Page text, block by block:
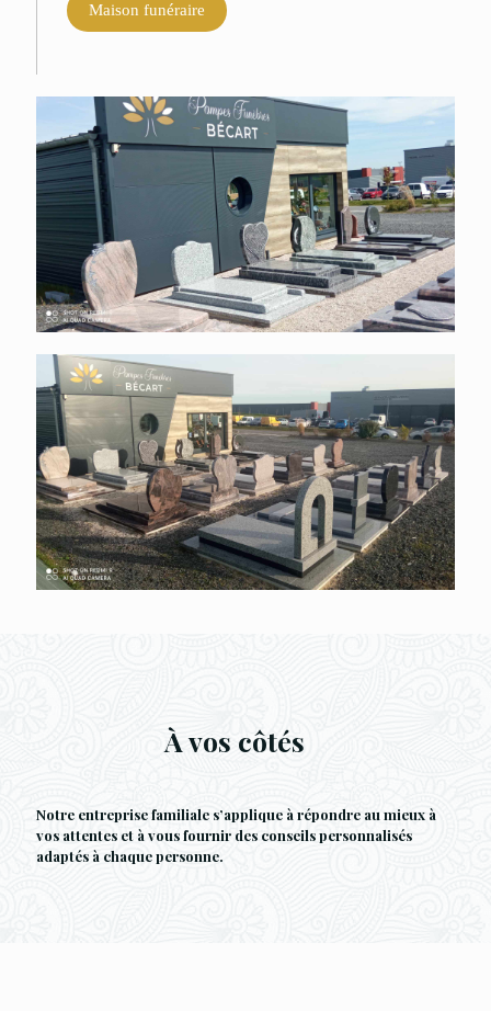
Maison funéraire
À vos côtés
Notre entreprise familiale s’applique à répondre au mieux à
vos attentes et à vous fournir des conseils personnalisés
adaptés à chaque personne.